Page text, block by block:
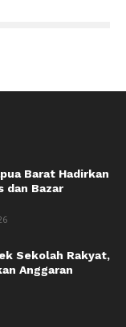
Barat Hadirkan
dan Bazar
Sekolah Rakyat,
Anggaran